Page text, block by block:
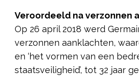
Veroordeeld na verzonnen
Op 26 april 2018 werd
verzonnen aanklachten,
en ‘het vormen van een
staatsveiligheid’, tot 32 jaar